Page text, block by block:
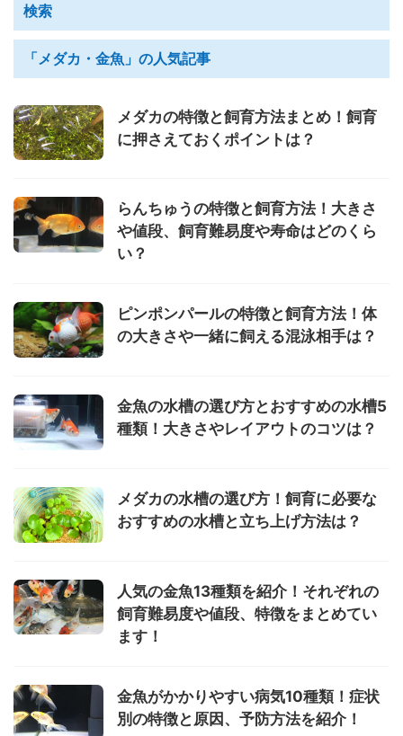
検索
「メダカ・金魚」の人気記事
メダカの特徴と飼育方法まとめ！飼育
に押さえておくポイントは？
らんちゅうの特徴と飼育方法！大きさ
や値段、飼育難易度や寿命はどのくら
い？
ピンポンパールの特徴と飼育方法！体
の大きさや一緒に飼える混泳相手は？
金魚の水槽の選び方とおすすめの水槽5
種類！大きさやレイアウトのコツは？
メダカの水槽の選び方！飼育に必要な
おすすめの水槽と立ち上げ方法は？
人気の金魚13種類を紹介！それぞれの
飼育難易度や値段、特徴をまとめてい
ます！
金魚がかかりやすい病気10種類！症状
別の特徴と原因、予防方法を紹介！